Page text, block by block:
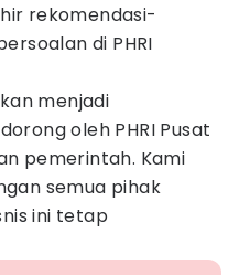
rekomendasi-
di PHRI
menjadi
oleh PHRI Pusat
pemerintah. Kami
semua pihak
ini tetap